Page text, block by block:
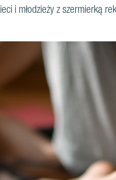
i młodzieży z szermierką